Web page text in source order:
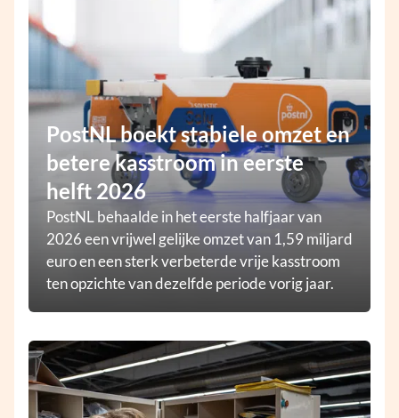
PostNL boekt stabiele omzet en
betere kasstroom in eerste
helft 2026
PostNL behaalde in het eerste halfjaar van
2026 een vrijwel gelijke omzet van 1,59 miljard
euro en een sterk verbeterde vrije kasstroom
ten opzichte van dezelfde periode vorig jaar.